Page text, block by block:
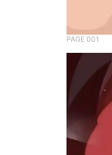
PAGE 001